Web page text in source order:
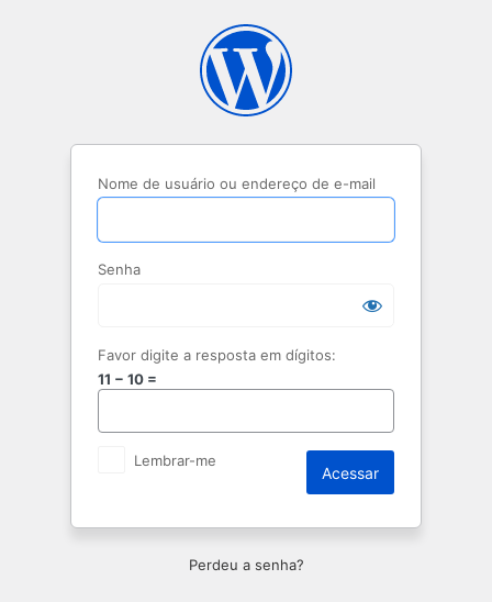
Nome de usuário ou endereço de e-mail
Senha
Favor digite a resposta em dígitos:
11 − 10 =
Lembrar-me
Perdeu a senha?